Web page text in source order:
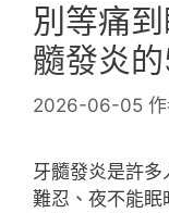
別等痛
髓發炎
2026-06-05
牙髓發炎是許
難忍、夜不能眠